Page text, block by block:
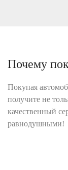
Почему
Покупая
получите не
качественный
равнодушными!